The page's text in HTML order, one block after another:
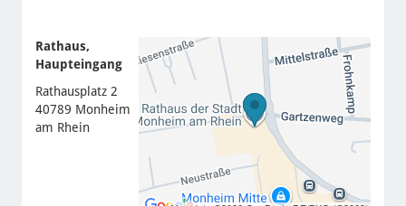
Rathaus,
Haupteingang
Rathausplatz 2
40789 Monheim
am Rhein